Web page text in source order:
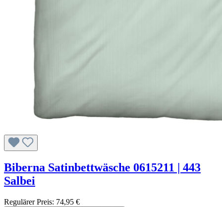
Biberna Satinbettwäsche 0615211 | 443
Salbei
Regulärer Preis: 74,95 €